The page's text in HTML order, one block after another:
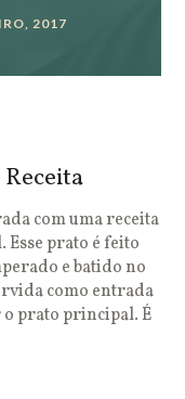
2017
Receita
com uma receita
Esse prato é feito
e batido no
como entrada
o prato principal. É